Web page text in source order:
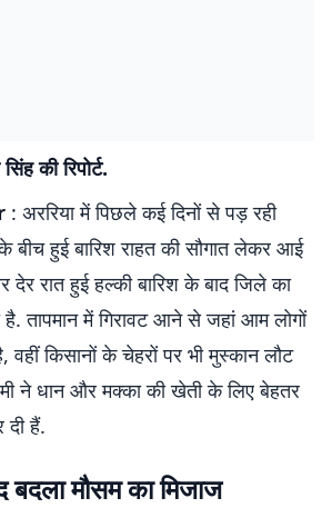
की रिपोर्ट.
: अररिया में पिछले कई दिनों से पड़ रही
बीच हुई बारिश राहत की सौगात लेकर आई
देर रात हुई हल्की बारिश के बाद जिले का
है. तापमान में गिरावट आने से जहां आम लोगों
वहीं किसानों के चेहरों पर भी मुस्कान लौट
ने धान और मक्का की खेती के लिए बेहतर
दी हैं.
बदला मौसम का मिजाज